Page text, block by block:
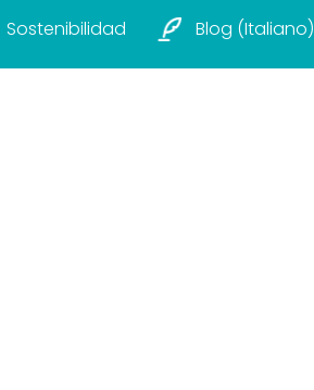
Sostenibilidad Blog (italiano)